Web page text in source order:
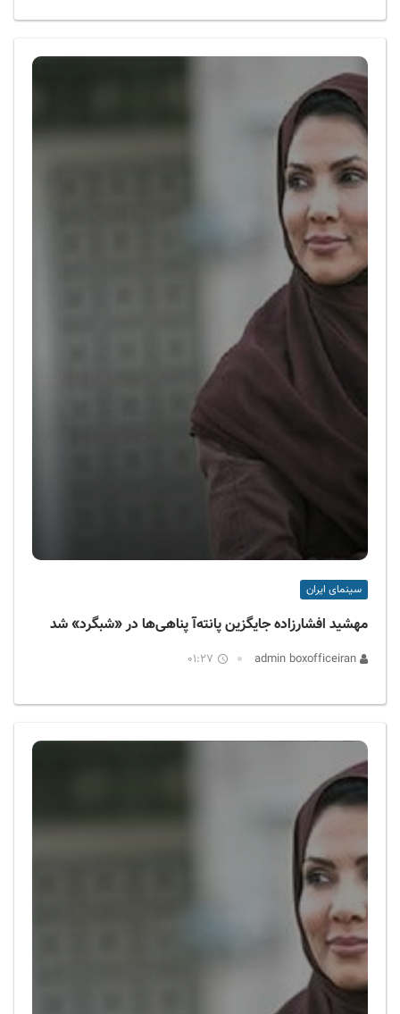
سینمای ایران
مهشید افشارزاده جایگزین پانته‌آ پناهی‌ها در «شبگرد» شد
01:27